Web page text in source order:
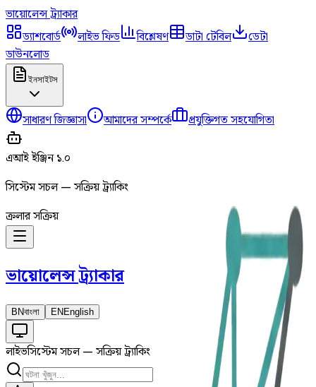
ভায়োলেন্সট্র্যাকার
ড্যাশবোর্ড
লাইভ ফিড বিশ্লেষণ ডাটা টেবিল
ডেটা
ডাউনলোড
ইনসাইটস
সাধারণ জিজ্ঞাসা আমাদের সম্পর্কে প্রযুক্তিগত সহযোগিতা
এআই ইঞ্জিন ১.০
সিস্টেম সচল — সক্রিয় ট্র্যাকিং
ক্রলার সক্রিয়
ভায়োলেন্সট্র্যাকার
BNবাংলা EN English
লাইভসিস্টেম সচল — সক্রিয় ট্র্যাকিং